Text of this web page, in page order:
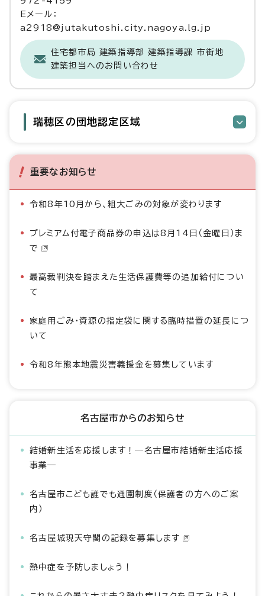
Eメール：
a2918@jutakutoshi.city.nagoya.lg.jp
住宅都市局 建築指導部 建築指導課 市街地
建築担当へのお問い合わせ
瑞穂区の団地認定区域
重要なお知らせ
令和8年10月から、粗大ごみの対象が変わります
プレミアム付電子商品券の申込は8月14日（金曜日）ま
で
最高裁判決を踏まえた生活保護費等の追加給付につい
て
家庭用ごみ・資源の指定袋に関する臨時措置の延長につ
いて
令和8年熊本地震災害義援金を募集しています
名古屋市からのお知らせ
結婚新生活を応援します！―名古屋市結婚新生活応援
事業―
名古屋市こども誰でも通園制度（保護者の方へのご案
内）
名古屋城現天守閣の記録を募集します
熱中症を予防しましょう！